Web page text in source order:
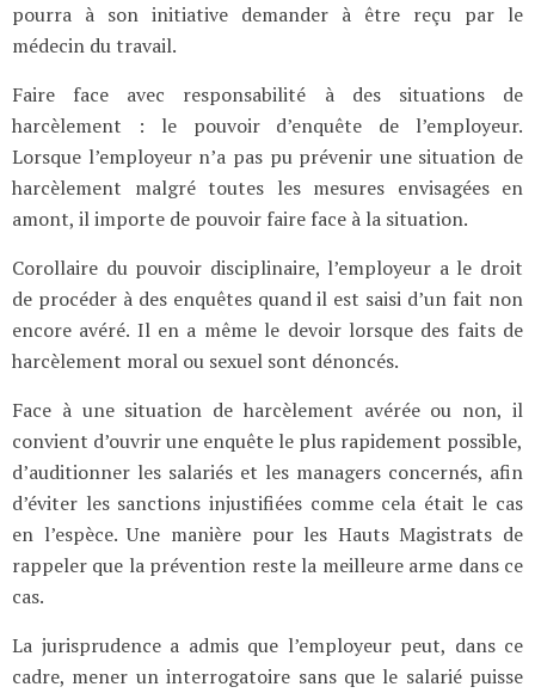
pourra à son initiative demander à être reçu par le
médecin du travail.
Faire face avec responsabilité à des situations de
harcèlement : le pouvoir d’enquête de l’employeur.
Lorsque l’employeur n’a pas pu prévenir une situation de
harcèlement malgré toutes les mesures envisagées en
amont, il importe de pouvoir faire face à la situation.
Corollaire du pouvoir disciplinaire, l’employeur a le droit
de procéder à des enquêtes quand il est saisi d’un fait non
encore avéré. Il en a même le devoir lorsque des faits de
harcèlement moral ou sexuel sont dénoncés.
Face à une situation de harcèlement avérée ou non, il
convient d’ouvrir une enquête le plus rapidement possible,
d’auditionner les salariés et les managers concernés, afin
d’éviter les sanctions injustifiées comme cela était le cas
en l’espèce. Une manière pour les Hauts Magistrats de
rappeler que la prévention reste la meilleure arme dans ce
cas.
La jurisprudence a admis que l’employeur peut, dans ce
cadre, mener un interrogatoire sans que le salarié puisse